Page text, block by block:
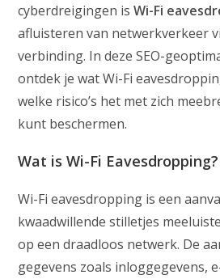
cyberdreigingen isWi-Fi
afluisteren van netwerkverkeer
verbinding. In deze SEO-
ontdek je wat Wi-Fi
welke risico’s het met zich
kunt beschermen.
Wat is Wi-Fi Eavesdropping?
Wi-Fi eavesdropping is een
kwaadwillende stilletjes
op een draadloos netwerk. De
gegevens zoals inloggegevens,